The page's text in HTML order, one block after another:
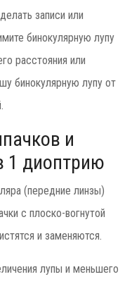
записи или
бинокулярную лупу
расстояния или
бинокулярную лупу от
и
1 диоптрию
(передние линзы)
с плоско-вогнутой
и заменяются.
лупы и меньшего